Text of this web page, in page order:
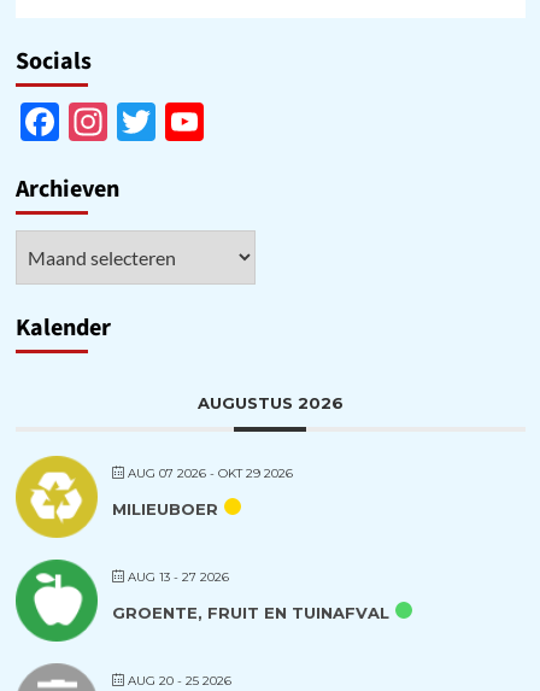
Socials
Facebook
Instagram
Twitter
YouTube
Archieven
Kalender
AUGUSTUS 2026
AUG 07 2026- OKT 29 2026
MILIEUBOER
AUG 13 - 27 2026
GROENTE, FRUIT EN TUINAFVAL
AUG 20 - 25 2026